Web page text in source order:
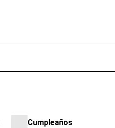
Cumpleaños